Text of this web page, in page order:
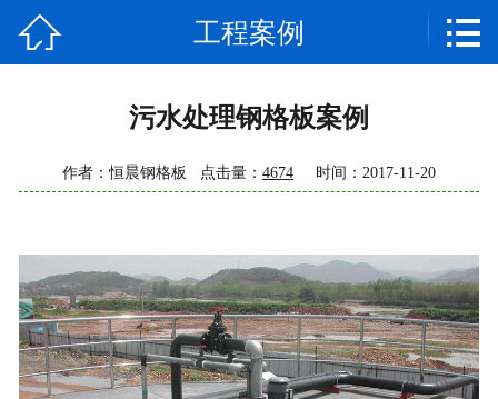
新闻资讯
工程案例
常见问题
 工程案例 
污水处理钢格板案例
作者：恒晨钢格板 点击量： 4674时间：2017-11-20